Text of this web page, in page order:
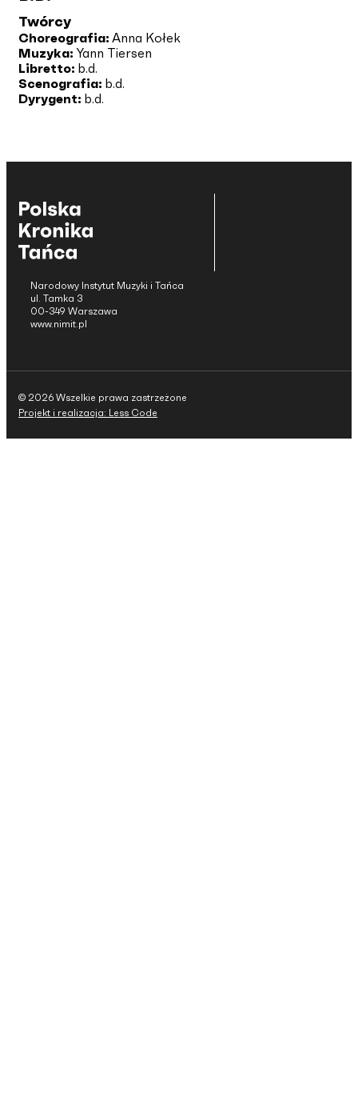
Twórcy
Choreografia: Anna Kołek
Muzyka: Yann Tiersen
Libretto: b.d.
Scenografia: b.d.
Dyrygent: b.d.
Narodowy Instytut Muzyki i Tańca
ul. Tamka 3
00-349 Warszawa
www.nimit.pl
© 2026 Wszelkie prawa zastrzeżone
Projekt i realizacja: Less Code